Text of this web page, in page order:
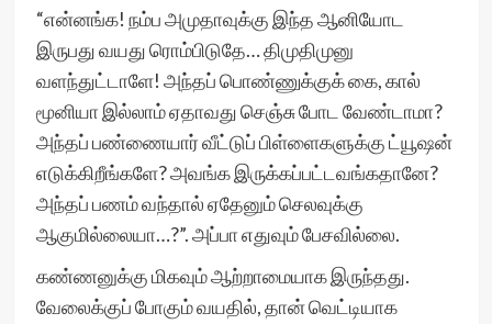
“என்னங்க! நம்ப அமுதாவுக்கு இந்த ஆனியோட
இருபது வயது ரொம்பிடுதே… திமுதிமுனு
வளந்துட்டாளே! அந்தப் பொண்ணுக்குக் கை, கால்
மூனியா இல்லாம் ஏதாவது செஞ்சு போட வேண்டாமா?
அந்தப் பண்ணையார் வீட்டுப் பிள்ளைகளுக்கு ட்யூஷன்
எடுக்கிறீங்களே? அவங்க இருக்கப்பட்டவங்கதானே?
அந்தப் பணம் வந்தால் ஏதேனும் செலவுக்கு
ஆகுமில்லையா…?”. அப்பா எதுவும் பேசவில்லை.
கண்ணனுக்கு மிகவும் ஆற்றாமையாக இருந்தது.
வேலைக்குப் போகும் வயதில், தான் வெட்டியாக